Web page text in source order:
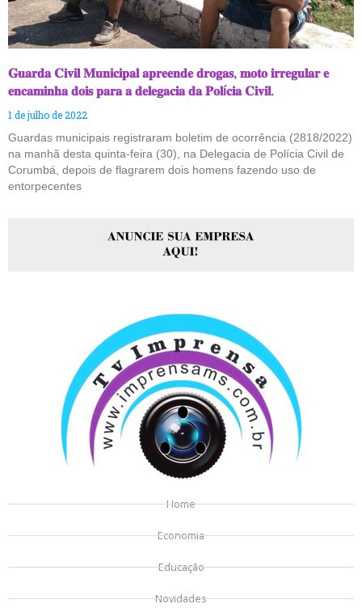
𝐆𝐮𝐚𝐫𝐝𝐚 𝐂𝐢𝐯𝐢𝐥 𝐌𝐮𝐧𝐢𝐜𝐢𝐩𝐚𝐥 𝐚𝐩𝐫𝐞𝐞𝐧𝐝𝐞 𝐝𝐫𝐨𝐠𝐚𝐬, 𝐦𝐨𝐭𝐨 𝐢𝐫𝐫𝐞𝐠𝐮𝐥𝐚𝐫 𝐞
𝐞𝐧𝐜𝐚𝐦𝐢𝐧𝐡𝐚 𝐝𝐨𝐢𝐬 𝐩𝐚𝐫𝐚 𝐚 𝐝𝐞𝐥𝐞𝐠𝐚𝐜𝐢𝐚 𝐝𝐚 𝐏𝐨𝐥í𝐜𝐢𝐚 𝐂𝐢𝐯𝐢𝐥.
1 de julho de 2022
Guardas municipais registraram boletim de ocorrência (2818/2022)
na manhã desta quinta-feira (30), na Delegacia de Polícia Civil de
Corumbá, depois de flagrarem dois homens fazendo uso de
entorpecentes
Home
Economia
Educação
Novidades